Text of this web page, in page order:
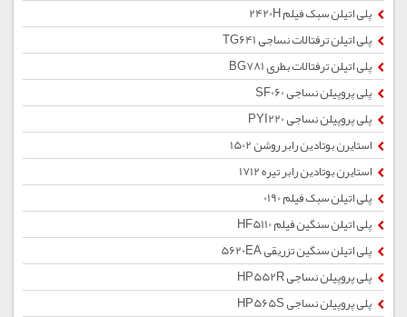
پلی اتیلن سبک فیلم 2420H
پلی اتیلن ترفتالات نساجی TG641
پلی اتیلن ترفتالات بطری BG781
پلی پروپیلن نساجی SF060
پلی پروپیلن نساجی PYI220
استایرن بوتادین رابر روشن 1502
استایرن بوتادین رابر تیره 1712
پلی اتیلن سبک فیلم 0190
پلی اتیلن سنگین فیلم HF5110
پلی اتیلن سنگین تزریقی 5620EA
پلی پروپیلن نساجی HP552R
پلی پروپیلن نساجی HP565S